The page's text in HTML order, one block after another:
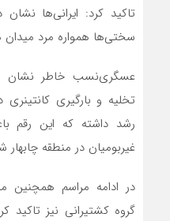
تاکید کرد: ایرانی‌ها
سختی‌ها همواره مرد
عسگری‌نسب خاطر نشان
رشد داشته که این رقم
غیربومیان در منطقه
در ادامه مراسم همچنین
گروه کشتیرانی نیز